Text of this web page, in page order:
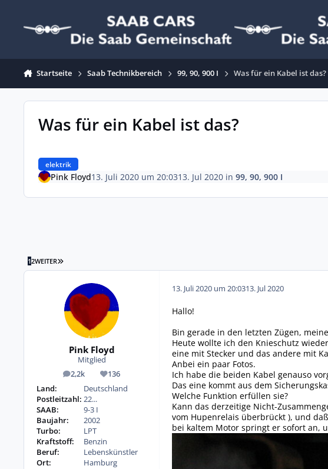
Startseite Saab Technikbereich 99, 90, 900 I Was für ein Kabel ist das?
Was für ein Kabel ist das?
elektrik
Pink Floyd13. Juli 2020 um 20:0313. Jul 2020in 99, 90, 900 I
12WEITER LETZTE SEITE
Pink Floyd
Mitglied
2,2k
Beiträge 136
Reputation
Land:
Deutschland
Postleitzahl: 22...
SAAB:
9-3 I
Baujahr:
2002
Turbo:
LPT
Kraftstoff:
Benzin
Beruf:
Lebenskünstler
Ort:
Hamburg
13. Juli 2020 um 20:0313. Jul 2020
Hallo!
Bin gerade in den letzten Zügen,
Heute wollte ich den Knieschutz
eine mit Stecker und das andere mit
Anbei ein paar Fotos.
Ich habe die beiden Kabel genauso
Das eine kommt aus dem
Welche Funktion erfüllen sie?
Kann das derzeitige Nicht-
vom Hupenrelais überbrückt ), und
bei kaltem Motor springt er sofort an,